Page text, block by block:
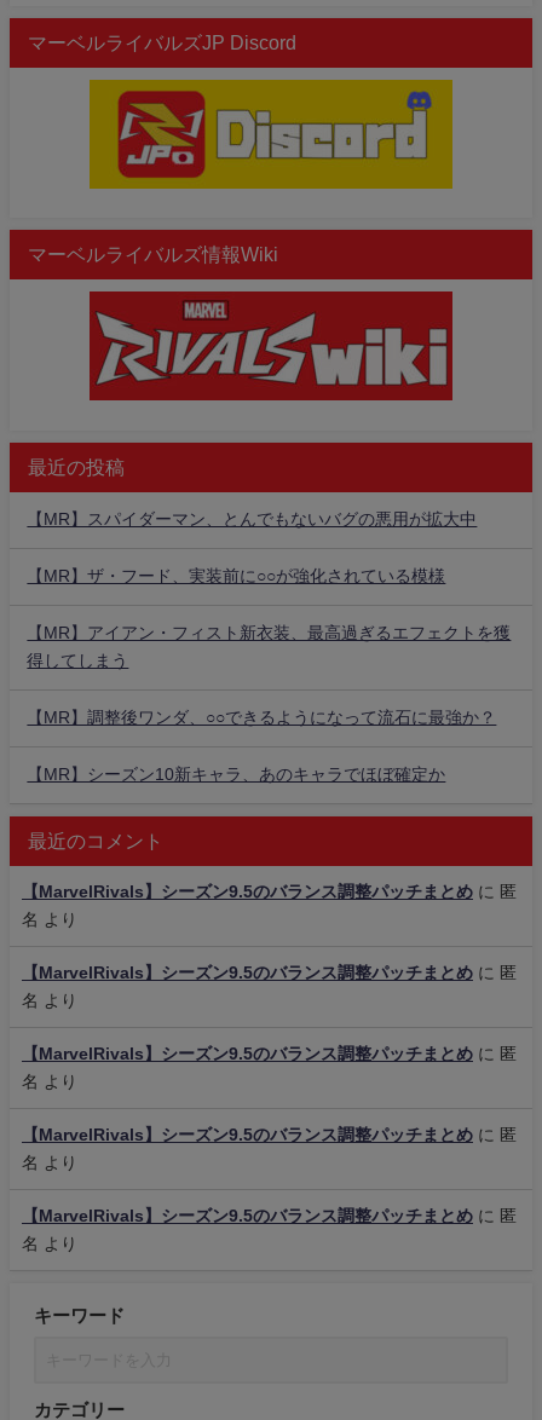
マーベルライバルズJP Discord
マーベルライバルズ情報Wiki
最近の投稿
【MR】スパイダーマン、とんでもないバグの悪用が拡大中
【MR】ザ・フード、実装前に○○が強化されている模様
【MR】アイアン・フィスト新衣装、最高過ぎるエフェクトを獲
得してしまう
【MR】調整後ワンダ、○○できるようになって流石に最強か？
【MR】シーズン10新キャラ、あのキャラでほぼ確定か
最近のコメント
【MarvelRivals】シーズン9.5のバランス調整パッチまとめ に 匿
名
より
【MarvelRivals】シーズン9.5のバランス調整パッチまとめ に 匿
名
より
【MarvelRivals】シーズン9.5のバランス調整パッチまとめ に 匿
名
より
【MarvelRivals】シーズン9.5のバランス調整パッチまとめ に 匿
名
より
【MarvelRivals】シーズン9.5のバランス調整パッチまとめ に 匿
名
より
キーワード
カテゴリー